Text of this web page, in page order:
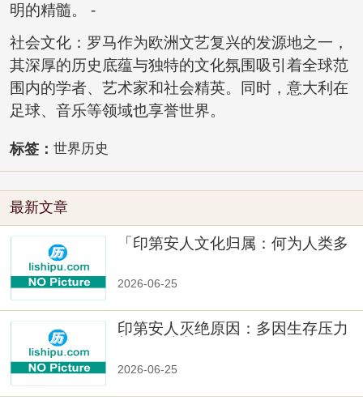
明的精髓。 -
社会文化：罗马作为欧洲文艺复兴的发源地之一，
其深厚的历史底蕴与独特的文化氛围吸引着全球范
围内的学者、艺术家和社会精英。同时，意大利在
足球、音乐等领域也享誉世界。
标签： 世界历史
最新文章
「印第安人文化归属：何为人类多
2026-06-25
印第安人灭绝原因：多因生存压力
2026-06-25